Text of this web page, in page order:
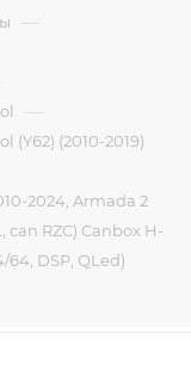
—
—
(Y62) (2010-2019)
2024, Armada 2
can RZC) Canbox H-
64, DSP, QLed)